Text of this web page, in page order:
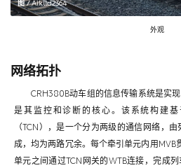
图 / Aiklld2364
外观
网络拓扑
CRH380B动车组的信息传输系统是实
是其监控和诊断的核心。该系统构建基
（TCN），是一个分为两级的通信网络，
成，均为两路冗余。每个牵引单元内用MVB
单元之间通过TCN网关的WTB连接，完成